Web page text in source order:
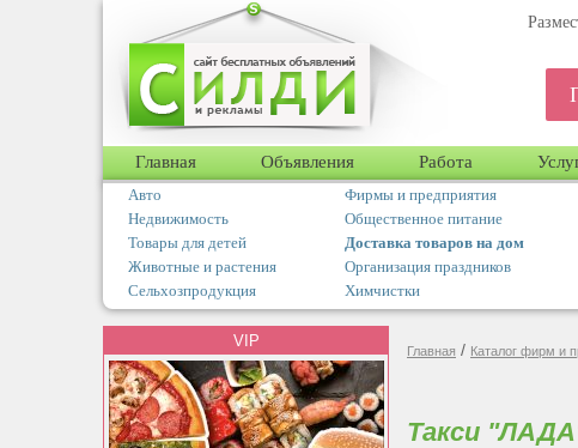
Главная Объявления Работа
Авто Фирмы и предприятия
Недвижимость
Общественное питание
Товары для детей
Доставка товаров на дом
Животные и растения
Организация праздников
Сельхозпродукция
Химчистки
VIP
Главная / Каталог фирм и
Такси